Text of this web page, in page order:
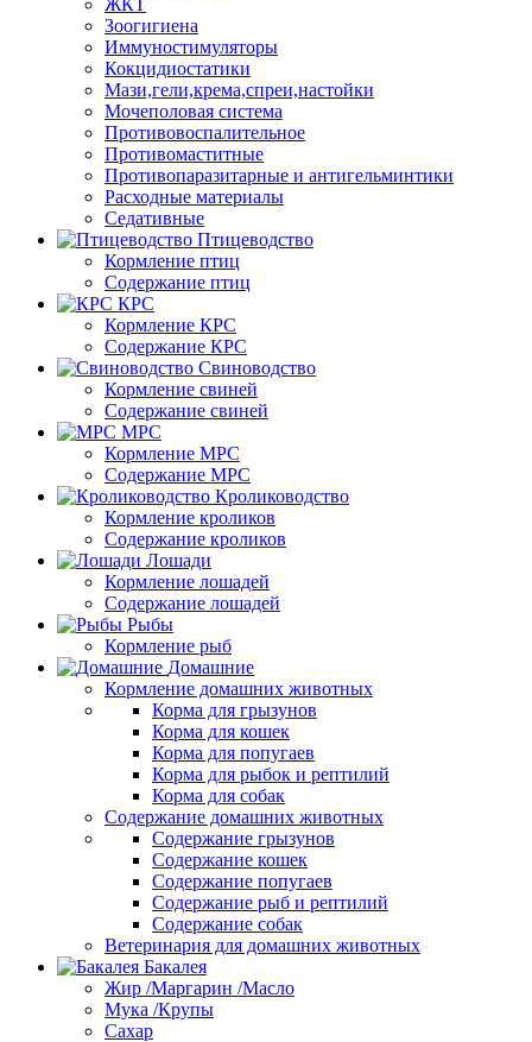
ЖКТ
Зоогигиена
Иммуностимуляторы
Кокцидиостатики
Мази,гели,крема,спреи,настойки
Мочеполовая система
Противовоспалительное
Противомаститные
Противопаразитарные и антигельминтики
Расходные материалы
Седативные
Птицеводство
Кормление птиц
Содержание птиц
КРС
Кормление КРС
Содержание КРС
Свиноводство
Кормление свиней
Содержание свиней
МРС
Кормление МРС
Содержание МРС
Кролиководство
Кормление кроликов
Содержание кроликов
Лошади
Кормление лошадей
Содержание лошадей
Рыбы
Кормление рыб
Домашние
Кормление домашних животных
Корма для грызунов
Корма для кошек
Корма для попугаев
Корма для рыбок и рептилий
Корма для собак
Содержание домашних животных
Содержание грызунов
Содержание кошек
Содержание попугаев
Содержание рыб и рептилий
Содержание собак
Ветеринария для домашних животных
Бакалея
Жир /Маргарин /Масло
Мука /Крупы
Сахар